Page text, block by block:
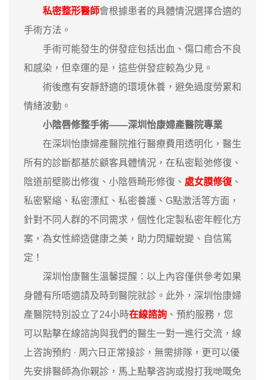
私密整形醫師會根據患者的具體情況選擇合適的
手術方法。
手術可能發生的併發症包括出血、傷口癒合不良
和感染，但幸運的是，這些併發症較為少見。
術後應有安靜舒適的環境休養，避免過度勞累和
情緒波動。
小陰唇修整手術——深圳怡康婦產醫院專業
在深圳怡康婦產醫院推行醫療費用透明化，醫生
所有的診斷都基於顧客具體情況，在私密鬆弛修復、
陰道前壁膨出修復、小陰唇畸形修復、 處女膜修復 、
私密緊縮、私密漂紅、私密養護、G點激活等方面，
針對不同人群的不同需求，個性化定製私密年輕化方
案，為女性締造健康之美，助力閃耀蛻變、自信篤
定！
深圳怡康醫生溫馨提醒：以上內容僅供參考如果
身體有所唔適請及時到醫院就診。此外，深圳怡康婦
產醫院特別設立了24小時在線諮詢 、預約服務，您
可以點擊在線諮詢與我們的醫生一對一進行交流，線
上咨詢預約 · ‎周六日正常接診，無需排隊，更可以優
先安排醫師為你親診，馬上點擊咨詢或撥打我哋嘅免